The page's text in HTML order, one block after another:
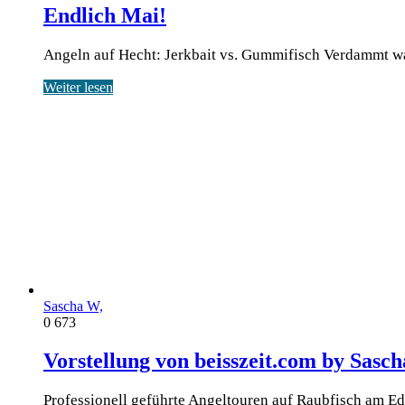
Endlich Mai!
Angeln auf Hecht: Jerkbait vs. Gummifisch Ver­dammt
Weiter lesen
Sascha W,
0 673
Vorstellung von beisszeit.com by
Professionell geführte Angeltouren auf Raubfisch am